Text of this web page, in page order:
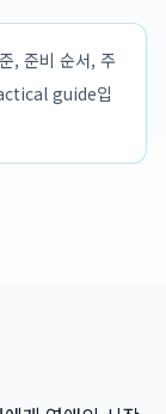
, 준비 순서, 주
guide입